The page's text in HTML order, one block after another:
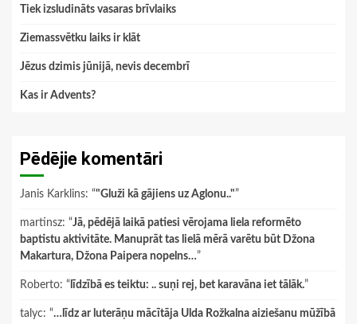
Tiek izsludināts vasaras brīvlaiks
Ziemassvētku laiks ir klāt
Jēzus dzimis jūnijā, nevis decembrī
Kas ir Advents?
Pēdējie komentāri
Janis Karklins: “"Gluži kā gājiens uz Aglonu.."”
martinsz: “Jā, pēdējā laikā patiesi vērojama liela reformēto
baptistu aktivitāte. Manuprāt tas lielā mērā varētu būt Džona
Makartura, Džona Paipera nopelns…”
Roberto: “ līdzībā es teiktu: .. suņi rej, bet karavāna iet tālāk.”
talyc: “…līdz ar luterāņu mācītāja Ulda Rožkalna aiziešanu mūžībā